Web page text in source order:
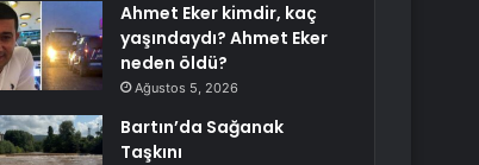
Ahmet Eker kimdir, kaç
yaşındaydı? Ahmet Eker
neden öldü?
Ağustos 5, 2026
Bartın’da Sağanak
Taşkını